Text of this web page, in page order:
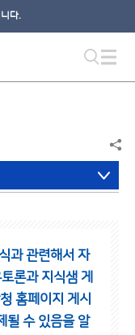
다.
과 관련해서 자
론과 지식샘 게
홈페이지 게시
될 수 있음을 알